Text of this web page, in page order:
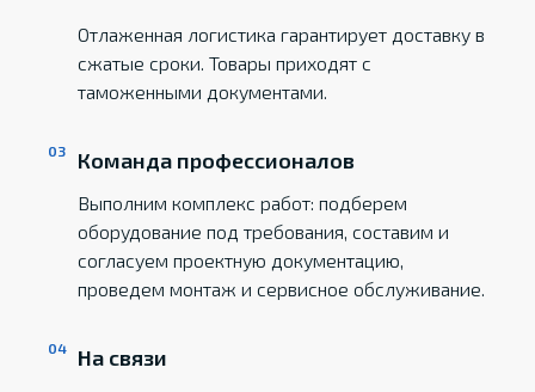
Отлаженная логистика гарантирует доставку в
сжатые сроки. Товары приходят с
таможенными документами.
Команда профессионалов
Выполним комплекс работ: подберем
оборудование под требования, составим и
согласуем проектную документацию,
проведем монтаж и сервисное обслуживание.
На связи